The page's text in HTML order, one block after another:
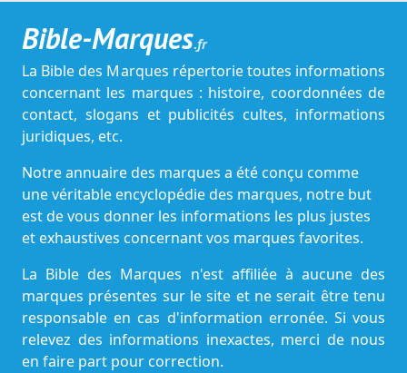
Bible-Marques.fr
La Bible des Marques répertorie toutes informations
concernant les marques : histoire, coordonnées de
contact, slogans et publicités cultes, informations
juridiques, etc.
Notre annuaire des marques a été conçu comme
une véritable encyclopédie des marques, notre but
est de vous donner les informations les plus justes
et exhaustives concernant vos marques favorites.
La Bible des Marques n'est affiliée à aucune des
marques présentes sur le site et ne serait être tenu
responsable en cas d'information erronée. Si vous
relevez des informations inexactes, merci de nous
en faire part pour correction.